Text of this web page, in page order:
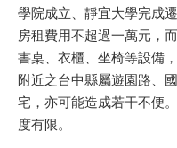
學院成立、靜宜大學完成
房租費用不超過一萬元，
書桌、衣櫃、坐椅等設備
附近之台中縣屬遊園路、
宅，亦可能造成若干不便
度有限。